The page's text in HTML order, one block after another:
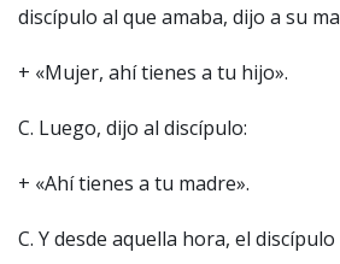
discípulo al que amaba, dijo a su
+ «Mujer, ahí tienes a tu hijo».
C. Luego, dijo al discípulo:
+ «Ahí tienes a tu madre».
C. Y desde aquella hora, el